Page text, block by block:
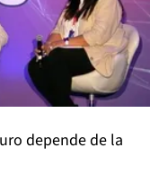
depende de la